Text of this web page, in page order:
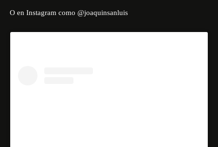
O en Instagram como @joaquinsanluis